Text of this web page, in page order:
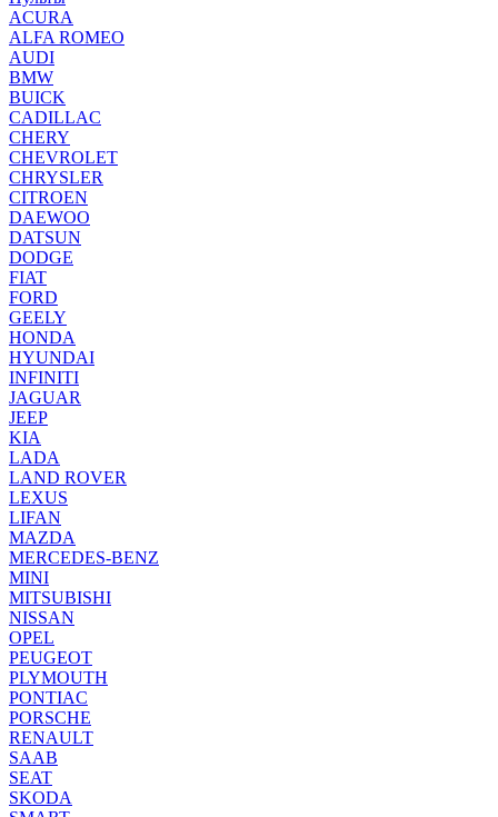
ACURA
ALFA ROMEO
AUDI
BMW
BUICK
CADILLAC
CHERY
CHEVROLET
CHRYSLER
CITROEN
DAEWOO
DATSUN
DODGE
FIAT
FORD
GEELY
HONDA
HYUNDAI
INFINITI
JAGUAR
JEEP
KIA
LADA
LAND ROVER
LEXUS
LIFAN
MAZDA
MERCEDES-BENZ
MINI
MITSUBISHI
NISSAN
OPEL
PEUGEOT
PLYMOUTH
PONTIAC
PORSCHE
RENAULT
SAAB
SEAT
SKODA